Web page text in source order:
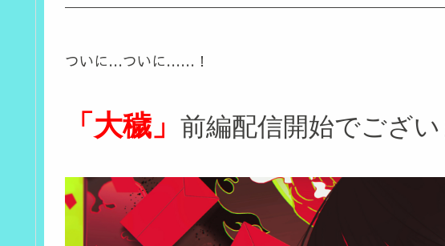
ついに…ついに……！
「大穢」 前編配信開始でござい